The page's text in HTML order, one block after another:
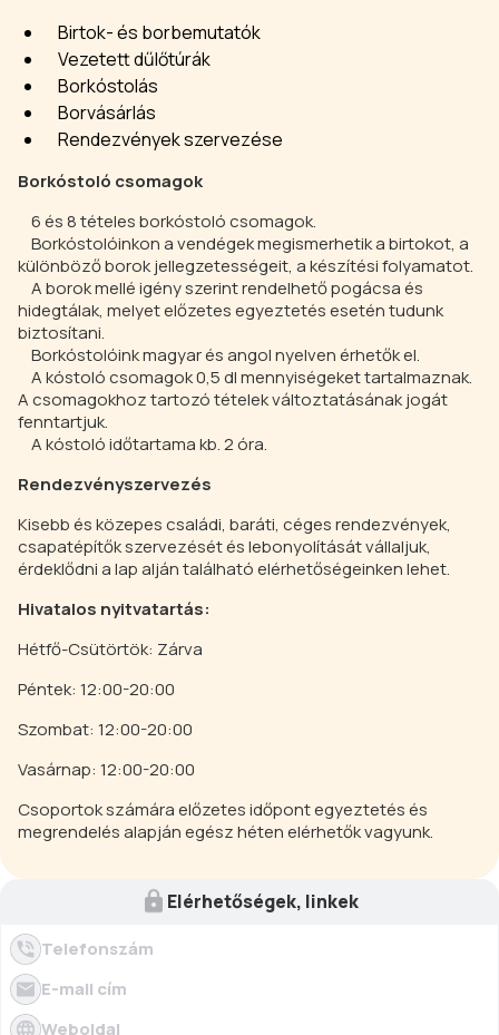
Birtok- és borbemutatók
Vezetett dűlőtúrák
Borkóstolás
Borvásárlás
Rendezvények szervezése
Borkóstoló csomagok
6 és 8 tételes borkóstoló csomagok.
Borkóstolóinkon a vendégek megismerhetik a birtokot, a
különböző borok jellegzetességeit, a készítési folyamatot.
A borok mellé igény szerint rendelhető pogácsa és
hidegtálak, melyet előzetes egyeztetés esetén tudunk
biztosítani.
Borkóstolóink magyar és angol nyelven érhetők el.
A kóstoló csomagok 0,5 dl mennyiségeket tartalmaznak.
A csomagokhoz tartozó tételek változtatásának jogát
fenntartjuk.
A kóstoló időtartama kb. 2 óra.
Rendezvényszervezés
Kisebb és közepes családi, baráti, céges rendezvények,
csapatépítők szervezését és lebonyolítását vállaljuk,
érdeklődni a lap alján található elérhetőségeinken lehet.
Hivatalos nyitvatartás:
Hétfő-Csütörtök: Zárva
Péntek: 12:00-20:00
Szombat: 12:00-20:00
Vasárnap: 12:00-20:00
Csoportok számára előzetes időpont egyeztetés és
megrendelés alapján egész héten elérhetők vagyunk.
Elérhetőségek, linkek
Telefonszám
E-mail cím
Weboldal